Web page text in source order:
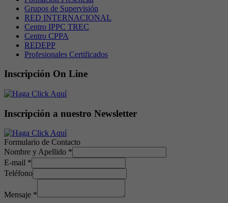
Grupos de Supervisión
RED INTERNACIONAL
Centro IPPC TREC
Centro CPPA
REDEPP
Profesionales Certificados
Inscripción On Line
Inscripción a nuestro Newsletter
Formulario de Contacto
Nombre y Apellido *
E-mail *
Teléfono
Mensaje *